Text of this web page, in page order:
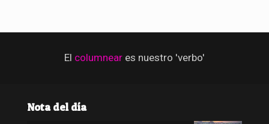
El columnear es nuestro 'verbo'
Nota del día